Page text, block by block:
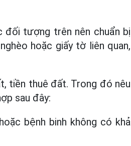
đối tượng trên nên chuẩn bị
hoặc giấy tờ liên quan,
tiền thuê đất. Trong đó nêu
sau đây:
bệnh binh không có khả